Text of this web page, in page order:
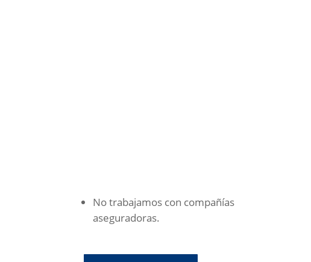
No trabajamos con compañías
aseguradoras.